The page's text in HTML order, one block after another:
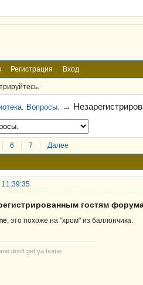
Регистрация Вход
Вопросы. →
6 7
Далее
гостям
, это похоже на "хром" из баллончика.
don't get ya home